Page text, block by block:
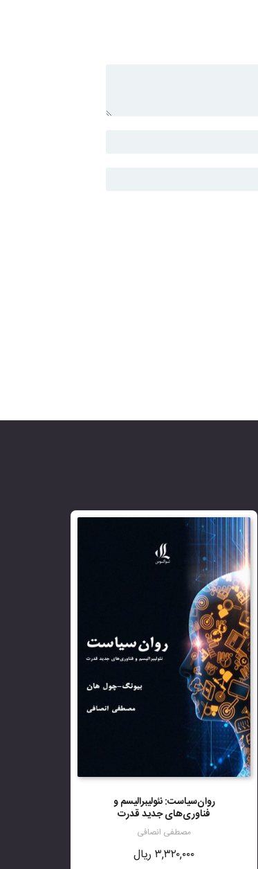
روان‌سیاست: نئولیبرالیسم و
فناوری‌های جدید قدرت
مصطفی انصافی
۳,۳۲۰,۰۰۰ ریال